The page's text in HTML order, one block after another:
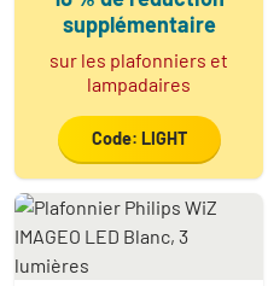
supplémentaire
sur les plafonniers et
lampadaires
Code: LIGHT